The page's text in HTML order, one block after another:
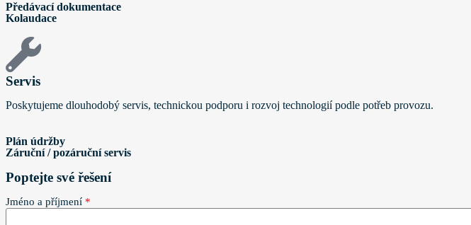
Předávací dokumentace
Kolaudace
Servis
Poskytujeme dlouhodobý servis, technickou podporu i rozvoj technologií podle potřeb provozu.
Plán údržby
Záruční / pozáruční servis
Poptejte své řešení
Jméno a příjmení *